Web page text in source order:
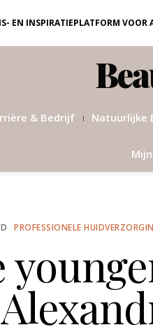
EN INSPIRATIEPLATFORM VOOR
& Bedrijf Natuurlijke
PROFESSIONELE